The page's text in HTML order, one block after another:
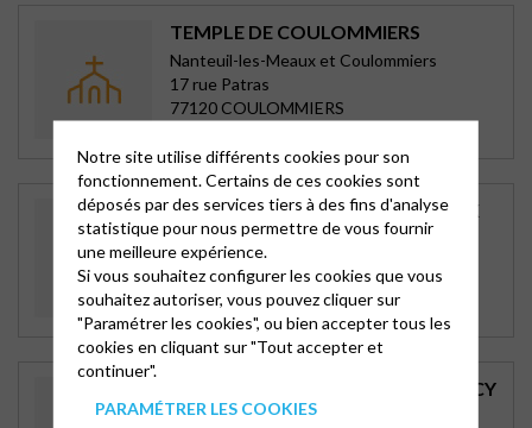
TEMPLE DE COULOMMIERS
Nanteuil-les-Meaux et Coulommiers
17 rue Patras
77120 COULOMMIERS
TEMPLE DE NANTEUIL LES MEAUX
Nanteuil-les-Meaux et Coulommiers
37, rue Pasteur
77100 NANTEUIL LES MEAUX
Dimanche 10 h 30
TEMPLE ET PRESBYTÈRE DU RAINCY
Le Raincy et environs
Notre site utilise différents cookies pour son
fonctionnement. Certains de ces cookies sont
déposés par des services tiers à des fins d'analyse
statistique pour nous permettre de vous fournir
une meilleure expérience.
Si vous souhaitez configurer les cookies que vous
souhaitez autoriser, vous pouvez cliquer sur
"Paramétrer les cookies", ou bien accepter tous les
cookies en cliquant sur "Tout accepter et
continuer".
PARAMÉTRER LES COOKIES